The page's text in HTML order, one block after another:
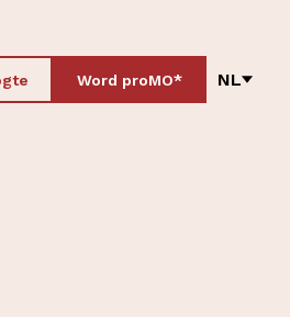
Word proMO* NL